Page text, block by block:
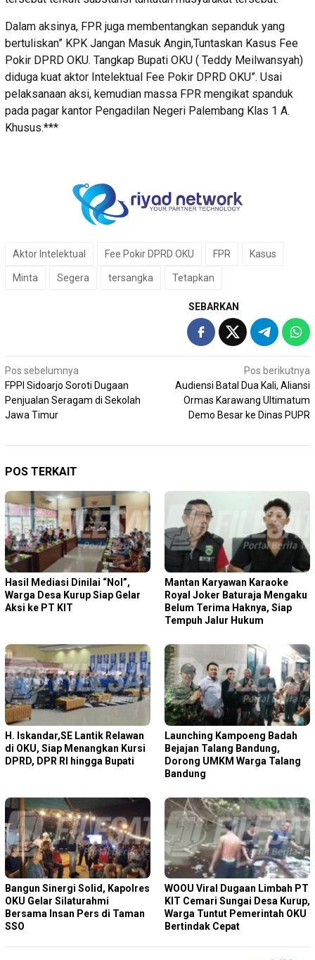
Dalam aksinya, FPR juga membentangkan sepanduk yang
bertuliskan” KPK Jangan Masuk Angin,Tuntaskan Kasus Fee
Pokir DPRD OKU. Tangkap Bupati OKU ( Teddy Meilwansyah)
diduga kuat aktor Intelektual Fee Pokir DPRD OKU”. Usai
pelaksanaan aksi, kemudian massa FPR mengikat spanduk
pada pagar kantor Pengadilan Negeri Palembang Klas 1 A.
Khusus.***
Aktor Intelektual Fee Pokir DPRD OKU FPR Kasus
Minta Segera tersangka Tetapkan
SEBARKAN
Navigasi
pos
Pos sebelumnya
FPPI Sidoarjo Soroti Dugaan
Penjualan Seragam di Sekolah
Jawa Timur
Pos berikutnya
Audiensi Batal Dua Kali, Aliansi
Ormas Karawang Ultimatum
Demo Besar ke Dinas PUPR
POS TERKAIT
Hasil Mediasi Dinilai “Nol”,
Warga Desa Kurup Siap Gelar
Aksi ke PT KIT
Mantan Karyawan Karaoke
Royal Joker Baturaja Mengaku
Belum Terima Haknya, Siap
Tempuh Jalur Hukum
H. Iskandar,SE Lantik Relawan
di OKU, Siap Menangkan Kursi
DPRD, DPR RI hingga Bupati
Launching Kampoeng Badah
Bejajan Talang Bandung,
Dorong UMKM Warga Talang
Bandung
Bangun Sinergi Solid, Kapolres
OKU Gelar Silaturahmi
Bersama Insan Pers di Taman
SSO
WOOU Viral Dugaan Limbah PT
KIT Cemari Sungai Desa Kurup,
Warga Tuntut Pemerintah OKU
Bertindak Cepat